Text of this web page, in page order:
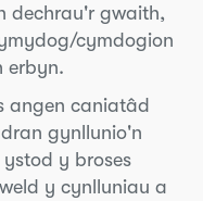
dechrau'r gwaith,
cymdogion
erbyn.
angen caniatâd
gynllunio'n
y broses
y cynlluniau a